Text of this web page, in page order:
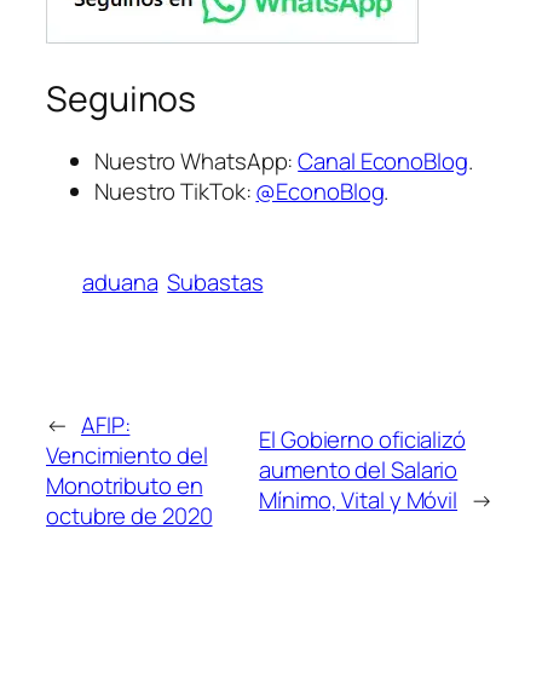
Seguinos
Nuestro WhatsApp:Canal EconoBlog.
Nuestro TikTok:@EconoBlog.
aduana Subastas
← AFIP:
Vencimiento del
Monotributo en
octubre de 2020
El Gobierno oficializó
aumento del Salario
Mínimo, Vital y Móvil →